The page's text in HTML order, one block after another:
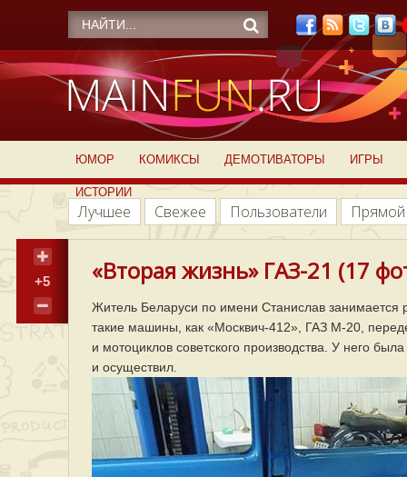
ЮМОР КОМИКСЫ ДЕМОТИВАТОРЫ ИГРЫ
ИСТОРИИ
Лучшее Свежее Пользователи
+5 «Вторая жизнь» ГАЗ-21 (17
Житель Беларуси по имени Станислав занимается
такие машины, как «Москвич-412», ГАЗ М-20,
и мотоциклов советского производства. У него
и осуществил.